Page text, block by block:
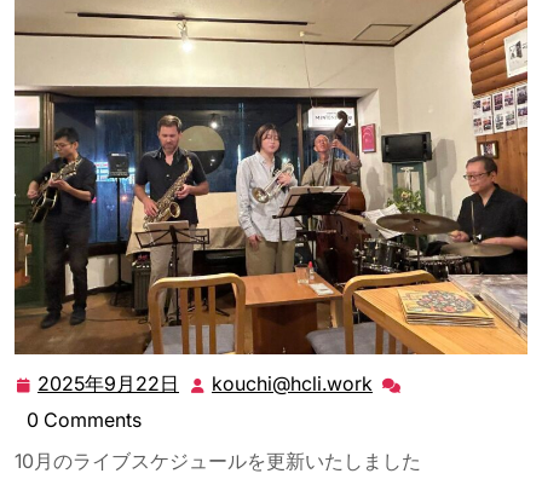
2025年9月22日 2025
月
kouchi@hcli.work kouchi@hcli.work
0 Comments
10月のライブスケジュールを更新いたしました